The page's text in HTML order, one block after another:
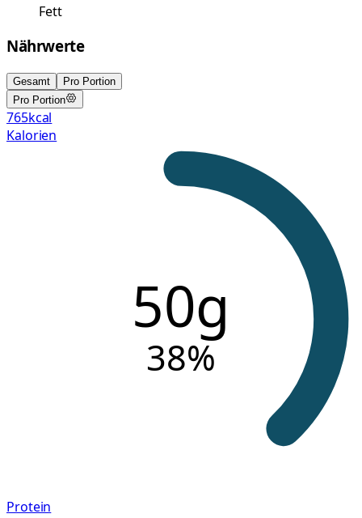
Fett
Nährwerte
Gesamt
Pro Portion
Pro Portion
765kcal
Kalorien
50g
38%
Protein